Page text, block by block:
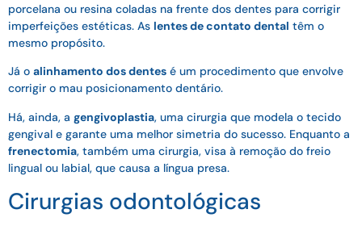
porcelana ou resina coladas na frente dos dentes para corrigir
imperfeições estéticas. As lentes de contato dental têm o
mesmo propósito.
Já o alinhamento dos dentes é um procedimento que envolve
corrigir o mau posicionamento dentário.
Há, ainda, a gengivoplastia, uma cirurgia que modela o tecido
gengival e garante uma melhor simetria do sucesso. Enquanto a
frenectomia, também uma cirurgia, visa à remoção do freio
lingual ou labial, que causa a língua presa.
Cirurgias odontológicas